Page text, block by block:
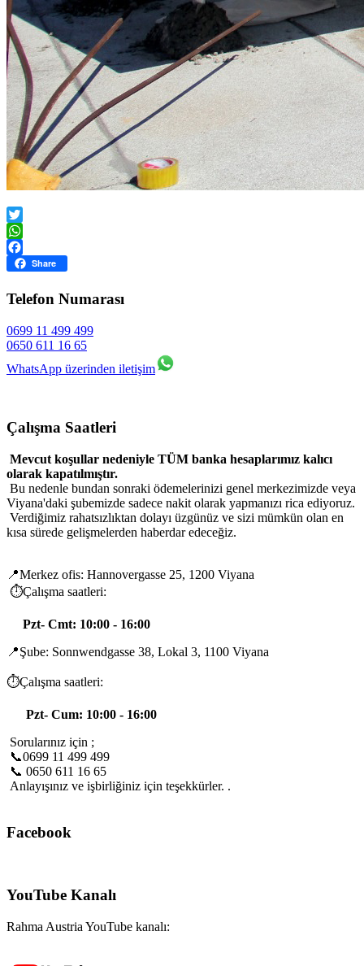
Twitter
WhatsApp
Facebook
Share
Telefon Numarası
0699 11 499 499
0650 611 16 65
WhatsApp üzerinden iletişim
Çalışma Saatleri
Mevcut koşullar nedeniyle TÜM banka hesaplarımız kalıcı
olarak kapatılmıştır.
Bu nedenle bundan sonraki ödemelerinizi genel merkezimizde veya
Viyana'daki şubemizde sadece nakit olarak yapmanızı rica ediyoruz.
Verdiğimiz rahatsızlıktan dolayı üzgünüz ve sizi mümkün olan en
kısa sürede gelişmelerden haberdar edeceğiz.
📍Merkez ofis: Hannovergasse 25, 1200 Viyana
⏱️Çalışma saatleri:
Pzt- Cmt: 10:00 - 16:00
📍Şube: Sonnwendgasse 38, Lokal 3, 1100 Viyana
⏱️Çalışma saatleri:
Pzt- Cum: 10:00 - 16:00
Sorularınız için ;
📞0699 11 499 499
📞 0650 611 16 65
Anlayışınız ve işbirliğiniz için teşekkürler. .
Facebook
YouTube Kanalı
Rahma Austria YouTube kanalı: